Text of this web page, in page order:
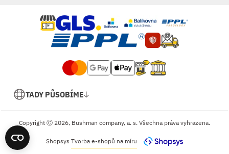
TADY PŮSOBÍME
Copyright Ⓒ 2026, Bushman company, a. s. Všechna práva vyhrazena.
Shopsys Tvorba e-shopů na míru